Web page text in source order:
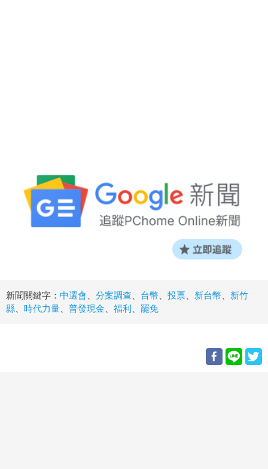
新聞關鍵字： 中選會 分案調查 台幣 投票 新台幣
新竹
縣
時代力量 普發現金 福利 罷免